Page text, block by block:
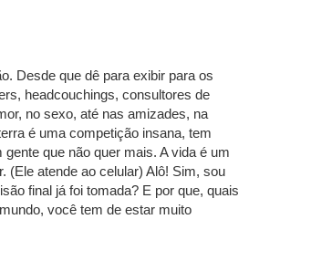
Desde que dê para exibir para os
headcouchings, consultores de
no sexo, até nas amizades, na
é uma competição insana, tem
que não quer mais. A vida é um
(Ele atende ao celular) Alô! Sim, sou
final já foi tomada? E por que, quais
você tem de estar muito